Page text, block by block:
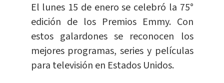
El lunes 15 de enero se celebró la 75°
edición de los Premios Emmy. Con
estos galardones se reconocen los
mejores programas, series y películas
para televisión en Estados Unidos.